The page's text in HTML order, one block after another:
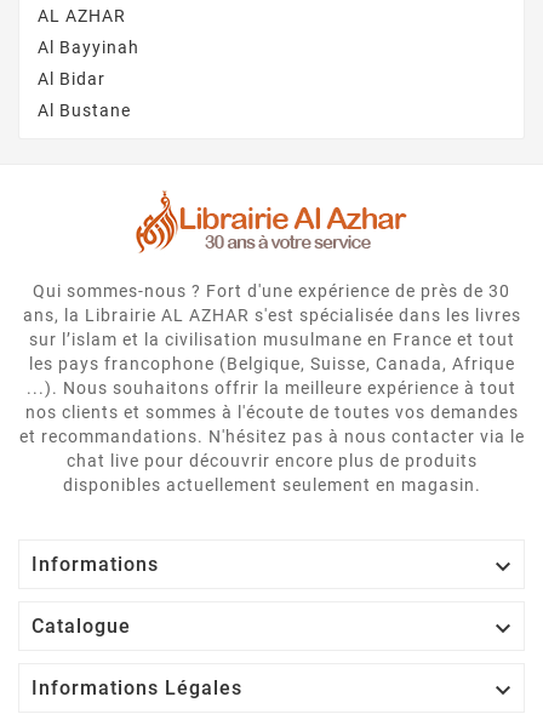
AL AZHAR
Al Bayyinah
Al Bidar
Al Bustane
Qui sommes-nous ? Fort d'une expérience de près de 30
ans, la Librairie AL AZHAR s'est spécialisée dans les livres
sur l’islam et la civilisation musulmane en France et tout
les pays francophone (Belgique, Suisse, Canada, Afrique
...). Nous souhaitons offrir la meilleure expérience à tout
nos clients et sommes à l'écoute de toutes vos demandes
et recommandations. N'hésitez pas à nous contacter via le
chat live pour découvrir encore plus de produits
disponibles actuellement seulement en magasin.
Informations 
Catalogue 
Informations Légales 